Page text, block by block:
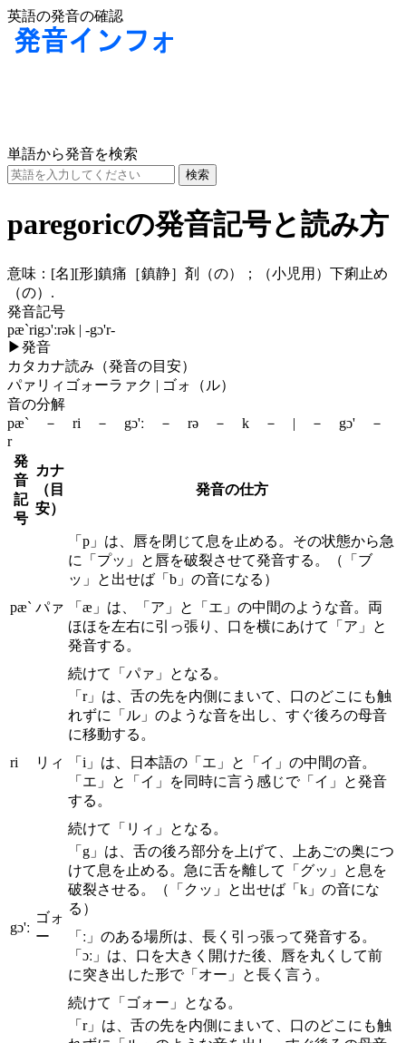
英語の発音の確認
単語から発音を検索
paregoricの発音記号と読み方
意味： [名][形]鎮痛［鎮静］剤（の）；（小児用）下痢止め
（の）.
発音記号
pæ`rigɔ'ːrək | -gɔ'r-
▶発音
カタカナ読み（発音の目安）
パァリィゴォーラァク | ゴォ（ル）
音の分解
pæ` － ri － gɔ'ː － rə － k － | － gɔ' －
r
発
音
記
号
カナ
（目
安）
発音の仕方
pæ` パァ
「p」は、唇を閉じて息を止める。その状態から急
に「プッ」と唇を破裂させて発音する。（「ブ
ッ」と出せば「b」の音になる）
「æ」は、「ア」と「エ」の中間のような音。両
ほほを左右に引っ張り、口を横にあけて「ア」と
発音する。
続けて「パァ」となる。
ri リィ
「r」は、舌の先を内側にまいて、口のどこにも触
れずに「ル」のような音を出し、すぐ後ろの母音
に移動する。
「i」は、日本語の「エ」と「イ」の中間の音。
「エ」と「イ」を同時に言う感じで「イ」と発音
する。
続けて「リィ」となる。
gɔ'ː
ゴォ
ー
「g」は、舌の後ろ部分を上げて、上あごの奥につ
けて息を止める。急に舌を離して「グッ」と息を
破裂させる。（「クッ」と出せば「k」の音にな
る）
「ː」のある場所は、長く引っ張って発音する。
「ɔː」は、口を大きく開けた後、唇を丸くして前
に突き出した形で「オー」と長く言う。
続けて「ゴォー」となる。
「r」は、舌の先を内側にまいて、口のどこにも触